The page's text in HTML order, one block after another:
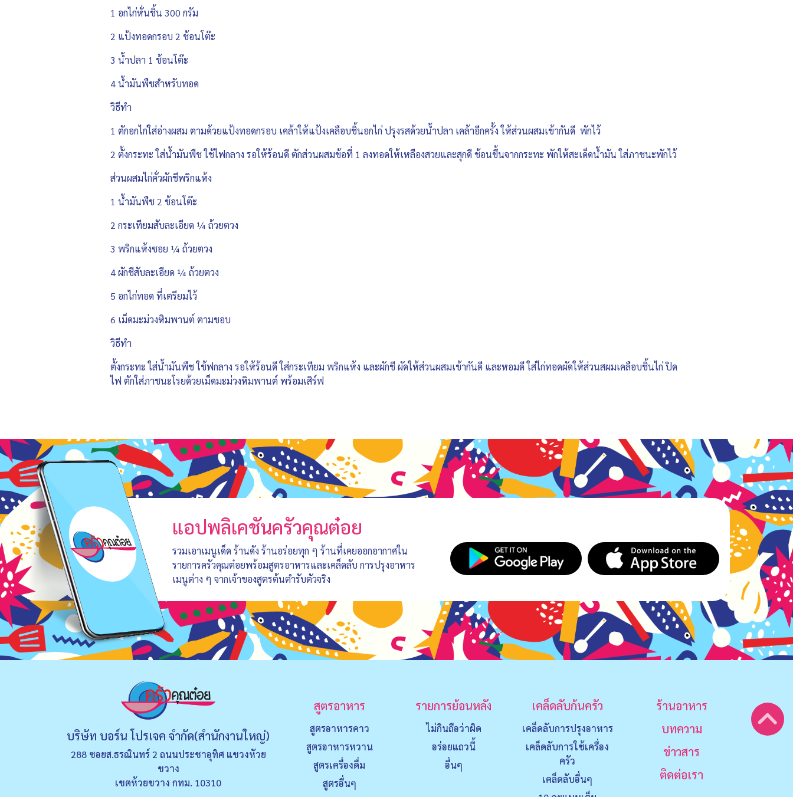
1 อกไก่หั่นชิ้น 300 กรัม
2 แป้งทอดกรอบ 2 ช้อนโต๊ะ
3 น้ำปลา 1 ช้อนโต๊ะ
4 น้ำมันพืชสำหรับทอด
วิธีทำ
1 ตักอกไก่ใส่อ่างผสม ตามด้วยแป้งทอดกรอบ เคล้าให้แป้งเคลือบชิ้นอกไก่ ปรุงรสด้วยน้ำปลา เคล้าอีกครั้ง ให้ส่วนผสมเข้ากันดี พักไว้
2 ตั้งกระทะ ใส่น้ำมันพืช ใช้ไฟกลาง รอให้ร้อนดี ตักส่วนผสมข้อที่ 1 ลงทอดให้เหลืองสวยและสุกดี ช้อนขึ้นจากกระทะ พักให้สะเด็ดน้ำมัน ใส่ภาชนะพักไว้
ส่วนผสมไก่คั่วผักชีพริกแห้ง
1 น้ำมันพืช 2 ช้อนโต๊ะ
2 กระเทียมสับละเอียด ¼ ถ้วยตวง
3 พริกแห้งซอย ¼ ถ้วยตวง
4 ผักชีสับละเอียด ¼ ถ้วยตวง
5 อกไก่ทอด ที่เตรียมไว้
6 เม็ดมะม่วงหิมพานต์ ตามชอบ
วิธีทำ
ตั้งกระทะ ใส่น้ำมันพืช ใช้ฟกลาง รอให้ร้อนดี ใส่กระเทียม พริกแห้ง และผักชี ผัดให้ส่วนผสมเข้ากันดี และหอมดี ใส่ไก่ทอดผัดให้ส่วนสผมเคลือบชิ้นไก่ ปิด
ไฟ ตักใส่ภาชนะโรยด้วยเม็ดมะม่วงหิมพานต์ พร้อมเสิร์ฟ
แอปพลิเคชันครัวคุณต๋อย
รวมเอาเมนูเด็ด ร้านดัง ร้านอร่อยทุก ๆ ร้านที่เคยออกอากาศใน
รายการครัวคุณต๋อยพร้อมสูตรอาหารและเคล็ดลับ การปรุงอาหาร
เมนูต่าง ๆ จากเจ้าของสูตรต้นตำรับตัวจริง
บริษัท บอร์น โปรเจค จำกัด(สำนักงานใหญ่)
288 ซอยส.ธรณินทร์ 2 ถนนประชาอุทิศ แขวงหัวย
ขวาง
เขตห้วยขวาง กทม. 10310
สูตรอาหาร
สูตรอาหารคาว
สูตรอาหารหวาน
สูตรเครื่องดื่ม
สูตรอื่นๆ
รายการย้อนหลัง
ไม่กินถือว่าผิด
อร่อยแถวนี้
อื่นๆ
เคล็ดลับก้นครัว
เคล็ดลับการปรุงอาหาร
เคล็ดลับการใช้เครื่อง
ครัว
เคล็ดลับอื่นๆ
ร้านอาหาร
บทความ
ข่าวสาร
ติดต่อเรา